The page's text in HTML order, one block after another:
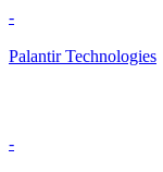
-
Palantir Technologies
-